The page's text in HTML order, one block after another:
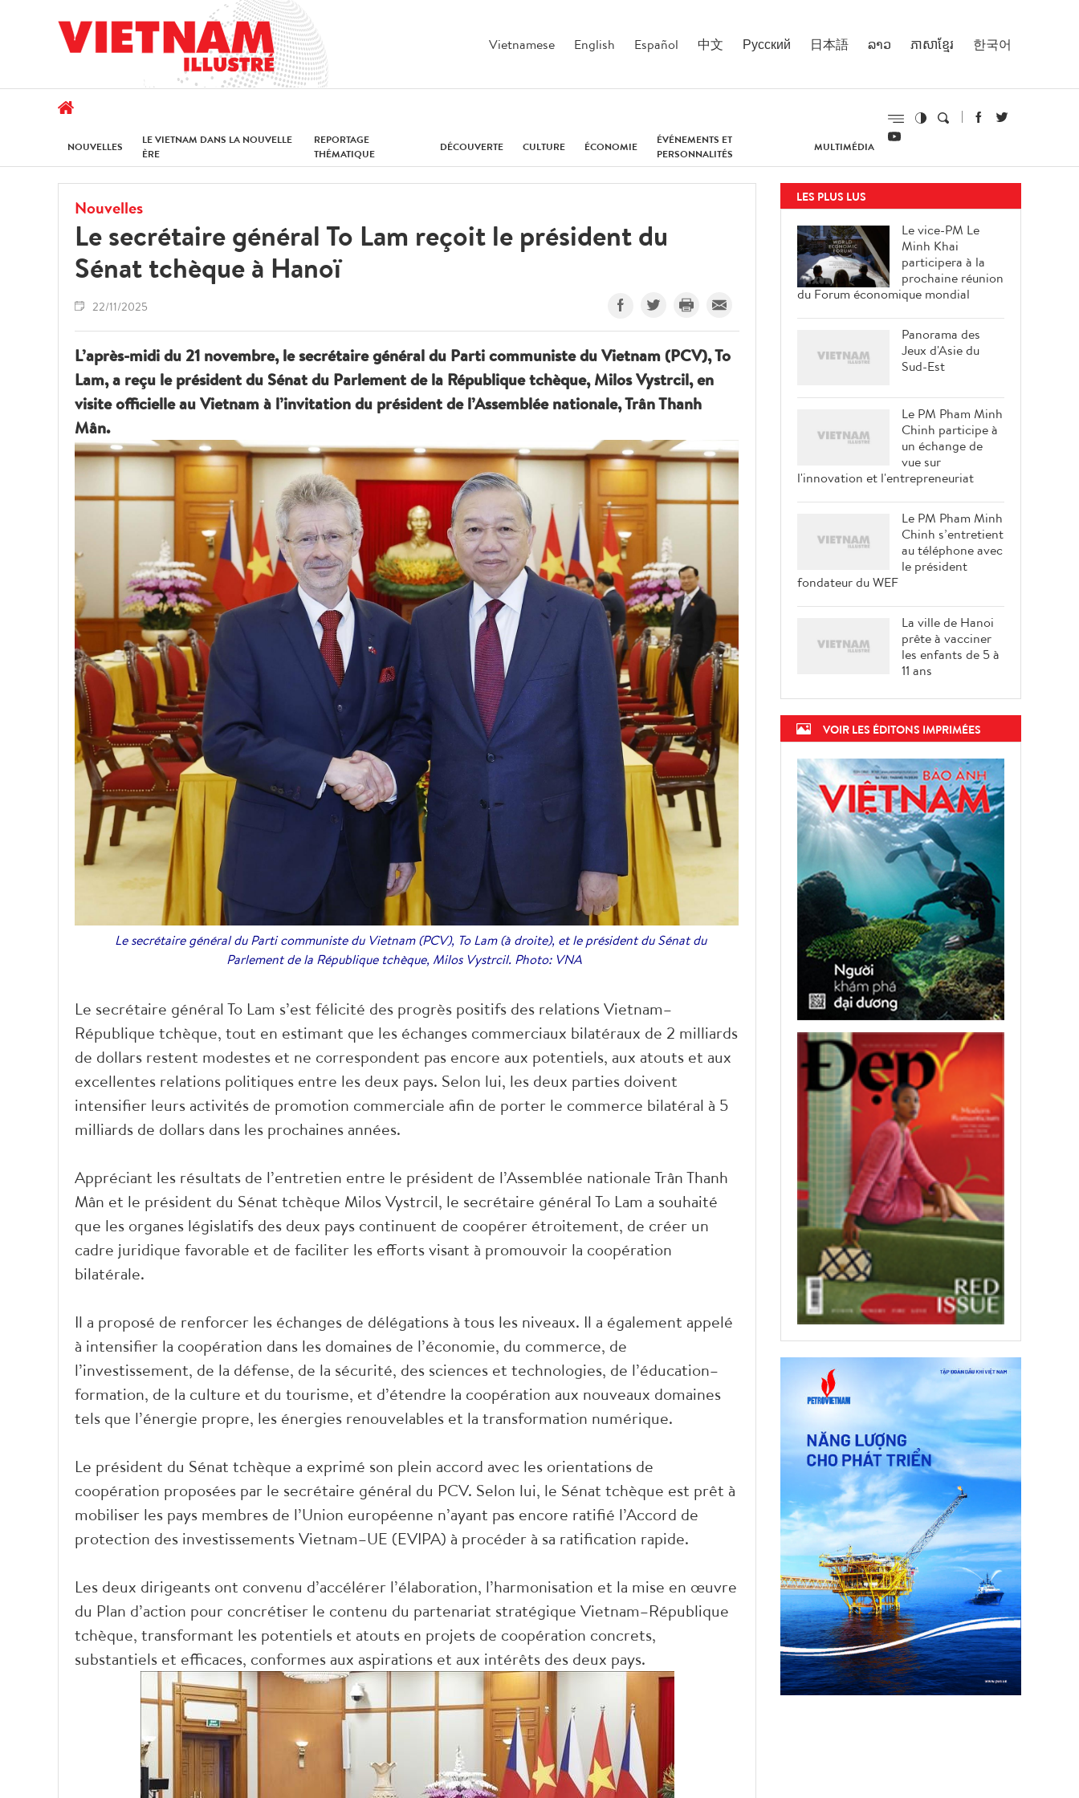
Vietnamese English Español 中文 Русский 日本語 ລາວ ភាសាខ្មែរ 한국어
NOUVELLES
LE VIETNAM DANS LA NOUVELLE
ÈRE
REPORTAGE
THÉMATIQUE
DÉCOUVERTE CULTURE ÉCONOMIE
ÉVÉNEMENTS ET
PERSONNALITÉS
MULTIMÉDIA
Nouvelles
Le secrétaire général To Lam reçoit le président du
Sénat tchèque à Hanoï
22/11/2025
L’après-midi du 21 novembre, le secrétaire général du Parti communiste du Vietnam (PCV), To
Lam, a reçu le président du Sénat du Parlement de la République tchèque, Milos Vystrcil, en
visite officielle au Vietnam à l’invitation du président de l’Assemblée nationale, Trân Thanh
Mân.
Le secrétaire général du Parti communiste du Vietnam (PCV), To Lam (à droite), et le président du Sénat du
Parlement de la République tchèque, Milos Vystrcil. Photo: VNA
Le secrétaire général To Lam s’est félicité des progrès positifs des relations Vietnam–
République tchèque, tout en estimant que les échanges commerciaux bilatéraux de 2 milliards
de dollars restent modestes et ne correspondent pas encore aux potentiels, aux atouts et aux
excellentes relations politiques entre les deux pays. Selon lui, les deux parties doivent
intensifier leurs activités de promotion commerciale afin de porter le commerce bilatéral à 5
milliards de dollars dans les prochaines années.
Appréciant les résultats de l’entretien entre le président de l’Assemblée nationale Trân Thanh
Mân et le président du Sénat tchèque Milos Vystrcil, le secrétaire général To Lam a souhaité
que les organes législatifs des deux pays continuent de coopérer étroitement, de créer un
cadre juridique favorable et de faciliter les efforts visant à promouvoir la coopération
bilatérale.
Il a proposé de renforcer les échanges de délégations à tous les niveaux. Il a également appelé
à intensifier la coopération dans les domaines de l’économie, du commerce, de
l’investissement, de la défense, de la sécurité, des sciences et technologies, de l’éducation–
formation, de la culture et du tourisme, et d’étendre la coopération aux nouveaux domaines
tels que l’énergie propre, les énergies renouvelables et la transformation numérique.
Le président du Sénat tchèque a exprimé son plein accord avec les orientations de
coopération proposées par le secrétaire général du PCV. Selon lui, le Sénat tchèque est prêt à
mobiliser les pays membres de l’Union européenne n’ayant pas encore ratifié l’Accord de
protection des investissements Vietnam–UE (EVIPA) à procéder à sa ratification rapide.
Les deux dirigeants ont convenu d’accélérer l’élaboration, l’harmonisation et la mise en œuvre
du Plan d’action pour concrétiser le contenu du partenariat stratégique Vietnam–République
tchèque, transformant les potentiels et atouts en projets de coopération concrets,
substantiels et efficaces, conformes aux aspirations et aux intérêts des deux pays.
LES PLUS LUS
Le vice-PM Le
Minh Khai
participera à la
prochaine réunion
du Forum économique mondial
Panorama des
Jeux d'Asie du
Sud-Est
Le PM Pham Minh
Chinh participe à
un échange de
vue sur
l'innovation et l'entrepreneuriat
Le PM Pham Minh
Chinh s’entretient
au téléphone avec
le président
fondateur du WEF
La ville de Hanoi
prête à vacciner
les enfants de 5 à
11 ans
VOIR LES ÉDITONS IMPRIMÉES